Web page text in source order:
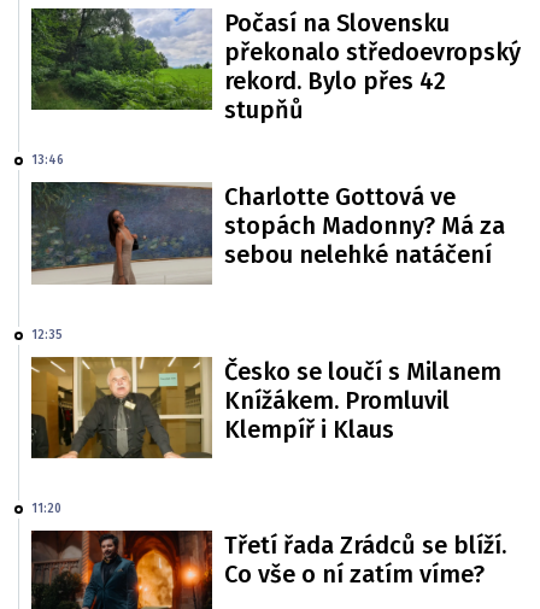
Počasí na Slovensku
překonalo středoevropský
rekord. Bylo přes 42
stupňů
13:46
Charlotte Gottová ve
stopách Madonny? Má za
sebou nelehké natáčení
12:35
Česko se loučí s Milanem
Knížákem. Promluvil
Klempíř i Klaus
11:20
Třetí řada Zrádců se blíží.
Co vše o ní zatím víme?